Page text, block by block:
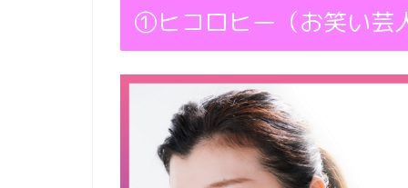
①ヒコロヒー（お笑い芸